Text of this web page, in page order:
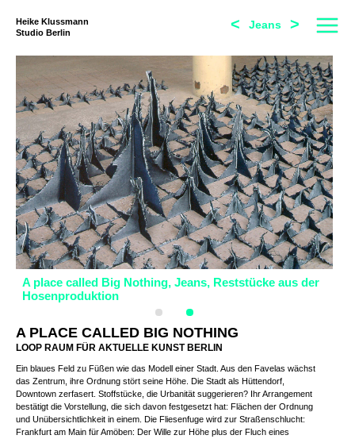
Heike Klussmann
Studio Berlin
< Jeans >
A place called Big Nothing, Jeans, Reststücke aus der
Hosenproduktion
A PLACE CALLED BIG NOTHING
LOOP RAUM FÜR AKTUELLE KUNST BERLIN
Ein blaues Feld zu Füßen wie das Modell einer Stadt. Aus den Favelas wächst
das Zentrum, ihre Ordnung stört seine Höhe. Die Stadt als Hüttendorf,
Downtown zerfasert. Stoffstücke, die Urbanität suggerieren? Ihr Arrangement
bestätigt die Vorstellung, die sich davon festgesetzt hat: Flächen der Ordnung
und Unübersichtlichkeit in einem. Die Fliesenfuge wird zur Straßenschlucht:
Frankfurt am Main für Amöben: Der Wille zur Höhe plus der Fluch eines